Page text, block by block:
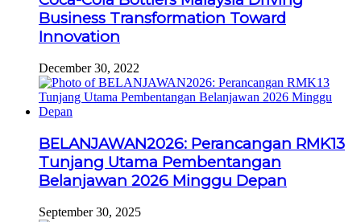
Business Transformation Toward
Innovation
December 30, 2022
BELANJAWAN2026: Perancangan RMK13
Tunjang Utama Pembentangan
Belanjawan 2026 Minggu Depan
September 30, 2025